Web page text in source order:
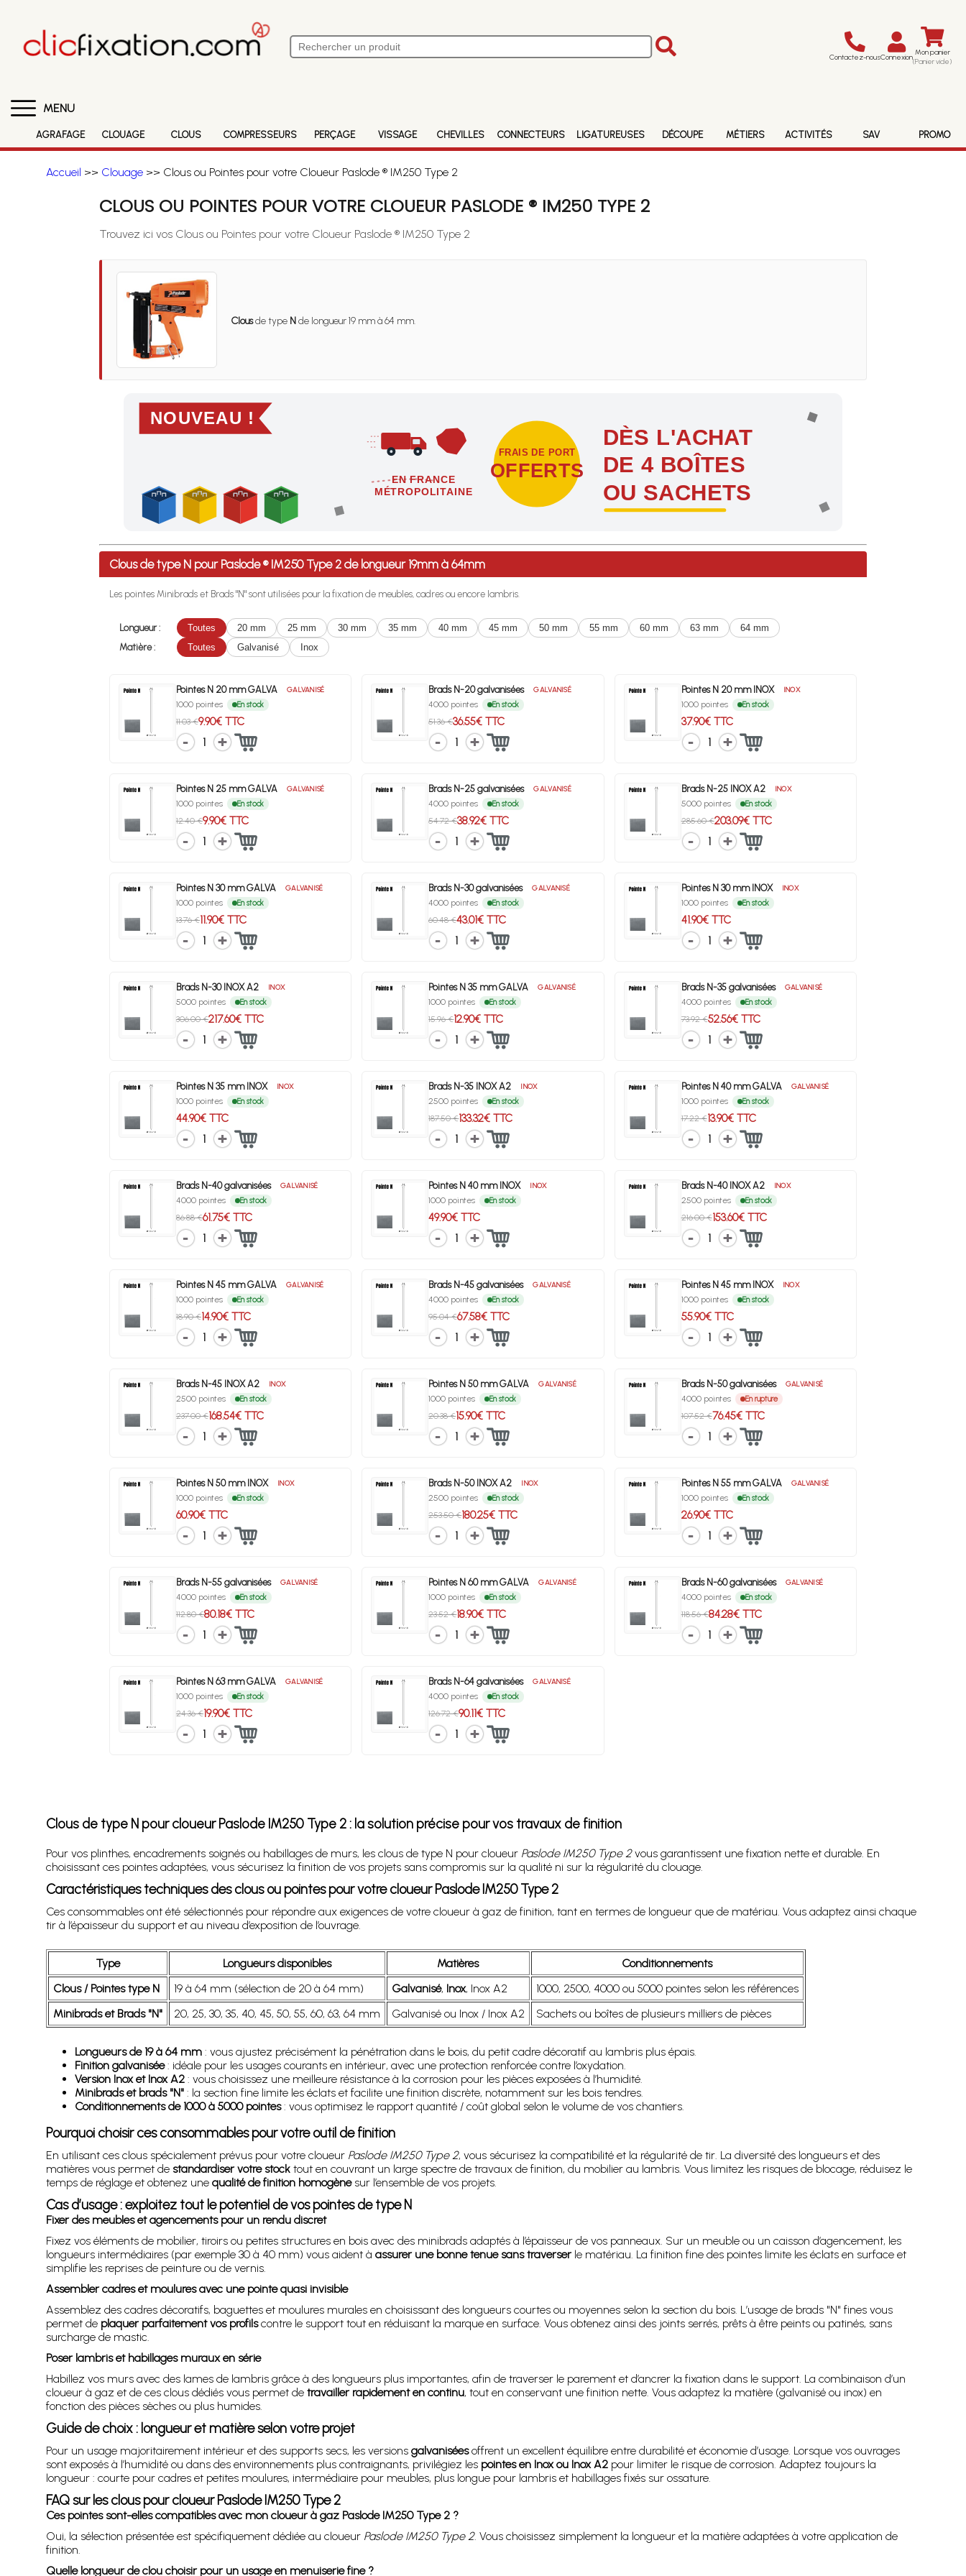
Contactez-nousConnexion Mon panier
(Panier vide)
MENU
AGRAFAGE CLOUAGE CLOUS COMPRESSEURS PERÇAGE VISSAGE CHEVILLES CONNECTEURS LIGATUREUSES DÉCOUPE MÉTIERS ACTIVITÉS SAV PROMO
Accueil >> Clouage>> Clous ou Pointes pour votre Cloueur Paslode ® IM250 Type 2
CLOUS OU POINTES POUR VOTRE CLOUEUR PASLODE ® IM250 TYPE 2
Trouvez ici vos Clous ou Pointes pour votre Cloueur Paslode ® IM250 Type 2
Clousde type Nde longueur 19 mm à 64 mm.
NOUVEAU !
EN FRANCE
MÉTROPOLITAINE
FRAIS DE PORT
OFFERTS
DÈS L'ACHAT
DE 4 BOÎTES
OU SACHETS
Profitez des Frais de port offerts en France métropolitaine dès l'achat de 4 sachets ou boîtes d'agrafes ou de pointes !
Clous de type N pour Paslode ® IM250 Type 2 de longueur 19mm à 64mm
Les pointes Minibrads et Brads "N" sont utilisées pour la fixation de meubles, cadres ou encore lambris.
Longueur : Toutes 20 mm 25 mm 30 mm 35 mm 40 mm 45 mm 50 mm 55 mm 60 mm 63 mm
64 mm
Matière :
Toutes Galvanisé Inox
Pointes N 20 mm GALVA GALVANISÉ
1000 pointes En stock
11.03 €9.90€ TTC
1
Brads N-20 galvanisées GALVANISÉ
4000 pointes En stock
51.36 €36.55€ TTC
1
Pointes N 20 mm INOX INOX
1000 pointes En stock
37.90€ TTC
1
Pointes N 25 mm GALVA GALVANISÉ
1000 pointes En stock
12.40 €9.90€ TTC
1
Brads N-25 galvanisées GALVANISÉ
4000 pointes En stock
54.72 €38.92€ TTC
1
Brads N-25 INOX A2 INOX
5000 pointes En stock
285.60 €203.09€ TTC
1
Pointes N 30 mm GALVA GALVANISÉ
1000 pointes En stock
13.76 €11.90€ TTC
1
Brads N-30 galvanisées GALVANISÉ
4000 pointes En stock
60.48 €43.01€ TTC
1
Pointes N 30 mm INOX INOX
1000 pointes En stock
41.90€ TTC
1
Brads N-30 INOX A2 INOX
5000 pointes En stock
306.00 €217.60€ TTC
1
Pointes N 35 mm GALVA GALVANISÉ
1000 pointes En stock
15.96 €12.90€ TTC
1
Brads N-35 galvanisées GALVANISÉ
4000 pointes En stock
73.92 €52.56€ TTC
1
Pointes N 35 mm INOX INOX
1000 pointes En stock
44.90€ TTC
1
Brads N-35 INOX A2 INOX
2500 pointes En stock
187.50 €133.32€ TTC
1
Pointes N 40 mm GALVA GALVANISÉ
1000 pointes En stock
17.22 €13.90€ TTC
1
Brads N-40 galvanisées GALVANISÉ
4000 pointes En stock
86.88 €61.75€ TTC
1
Pointes N 40 mm INOX INOX
1000 pointes En stock
49.90€ TTC
1
Brads N-40 INOX A2 INOX
2500 pointes En stock
216.00 €153.60€ TTC
1
Pointes N 45 mm GALVA GALVANISÉ
1000 pointes En stock
18.90 €14.90€ TTC
1
Brads N-45 galvanisées GALVANISÉ
4000 pointes En stock
95.04 €67.58€ TTC
1
Pointes N 45 mm INOX INOX
1000 pointes En stock
55.90€ TTC
1
Brads N-45 INOX A2 INOX
2500 pointes En stock
237.00 €168.54€ TTC
1
Pointes N 50 mm GALVA GALVANISÉ
1000 pointes En stock
20.38 €15.90€ TTC
1
Brads N-50 galvanisées GALVANISÉ
4000 pointes En rupture
107.52 €76.45€ TTC
1
Pointes N 50 mm INOX INOX
1000 pointes En stock
60.90€ TTC
1
Brads N-50 INOX A2 INOX
2500 pointes En stock
253.50 €180.25€ TTC
1
Pointes N 55 mm GALVA GALVANISÉ
1000 pointes En stock
26.90€ TTC
1
Brads N-55 galvanisées GALVANISÉ
4000 pointes En stock
112.80 €80.18€ TTC
1
Pointes N 60 mm GALVA GALVANISÉ
1000 pointes En stock
23.52 €18.90€ TTC
1
Brads N-60 galvanisées GALVANISÉ
4000 pointes En stock
118.56 €84.28€ TTC
1
Pointes N 63 mm GALVA GALVANISÉ
1000 pointes En stock
24.36 €19.90€ TTC
1
Brads N-64 galvanisées GALVANISÉ
4000 pointes En stock
126.72 €90.11€ TTC
1
Clous de type N pour cloueur Paslode IM250 Type 2 : la solution précise pour vos travaux de finition
Pour vos plinthes, encadrements soignés ou habillages de murs, les clous de type N pour cloueur Paslode IM250 Type 2vous garantissent une fixation nette et durable. En
choisissant ces pointes adaptées, vous sécurisez la finition de vos projets sans compromis sur la qualité ni sur la régularité du clouage.
Caractéristiques techniques des clous ou pointes pour votre cloueur Paslode IM250 Type 2
Ces consommables ont été sélectionnés pour répondre aux exigences de votre cloueur à gaz de finition, tant en termes de longueur que de matériau. Vous adaptez ainsi chaque
tir à l’épaisseur du support et au niveau d’exposition de l’ouvrage.
Type Longueurs disponibles Matières
Conditionnements
Clous / Pointes type N
19 à 64 mm (sélection de 20 à 64 mm) Galvanisé, Inox, Inox A2
1000, 2500, 4000 ou 5000 pointes selon les références
Minibrads et Brads "N"
20, 25, 30, 35, 40, 45, 50, 55, 60, 63, 64 mm Galvanisé ou Inox / Inox A2 Sachets ou boîtes de plusieurs milliers de pièces
Longueurs de 19 à 64 mm: vous ajustez précisément la pénétration dans le bois, du petit cadre décoratif au lambris plus épais.
Finition galvanisée: idéale pour les usages courants en intérieur, avec une protection renforcée contre l’oxydation.
Version Inox et Inox A2: vous choisissez une meilleure résistance à la corrosion pour les pièces exposées à l’humidité.
Minibrads et brads "N": la section fine limite les éclats et facilite une finition discrète, notamment sur les bois tendres.
Conditionnements de 1000 à 5000 pointes: vous optimisez le rapport quantité / coût global selon le volume de vos chantiers.
Pourquoi choisir ces consommables pour votre outil de finition
En utilisant ces clous spécialement prévus pour votre cloueur Paslode IM250 Type 2, vous sécurisez la compatibilité et la régularité de tir. La diversité des longueurs et des
matières vous permet de standardiser votre stocktout en couvrant un large spectre de travaux de finition, du mobilier au lambris. Vous limitez les risques de blocage, réduisez le
temps de réglage et obtenez une qualité de finition homogènesur l’ensemble de vos projets.
Cas d’usage : exploitez tout le potentiel de vos pointes de type N
Fixer des meubles et agencements pour un rendu discret
Fixez vos éléments de mobilier, tiroirs ou petites structures en bois avec des minibrads adaptés à l’épaisseur de vos panneaux. Sur un meuble ou un caisson d’agencement, les
longueurs intermédiaires (par exemple 30 à 40 mm) vous aident à assurer une bonne tenue sans traverserle matériau. La finition fine des pointes limite les éclats en surface et
simplifie les reprises de peinture ou de vernis.
Assembler cadres et moulures avec une pointe quasi invisible
Assemblez des cadres décoratifs, baguettes et moulures murales en choisissant des longueurs courtes ou moyennes selon la section du bois. L’usage de brads "N" fines vous
permet de plaquer parfaitement vos profilscontre le support tout en réduisant la marque en surface. Vous obtenez ainsi des joints serrés, prêts à être peints ou patinés, sans
surcharge de mastic.
Poser lambris et habillages muraux en série
Habillez vos murs avec des lames de lambris grâce à des longueurs plus importantes, afin de traverser le parement et d’ancrer la fixation dans le support. La combinaison d’un
cloueur à gaz et de ces clous dédiés vous permet de travailler rapidement en continu, tout en conservant une finition nette. Vous adaptez la matière (galvanisé ou inox) en
fonction des pièces sèches ou plus humides.
Guide de choix : longueur et matière selon votre projet
Pour un usage majoritairement intérieur et des supports secs, les versions galvaniséesoffrent un excellent équilibre entre durabilité et économie d’usage. Lorsque vos ouvrages
sont exposés à l’humidité ou dans des environnements plus contraignants, privilégiez les pointes en Inox ou Inox A2pour limiter le risque de corrosion. Adaptez toujours la
longueur : courte pour cadres et petites moulures, intermédiaire pour meubles, plus longue pour lambris et habillages fixés sur ossature.
FAQ sur les clous pour cloueur Paslode IM250 Type 2
Ces pointes sont-elles compatibles avec mon cloueur à gaz Paslode IM250 Type 2 ?
Oui, la sélection présentée est spécifiquement dédiée au cloueur Paslode IM250 Type 2. Vous choisissez simplement la longueur et la matière adaptées à votre application de
finition.
Quelle longueur de clou choisir pour un usage en menuiserie fine ?